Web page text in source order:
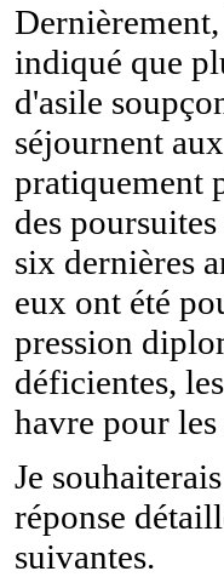
Dernièrement,
indiqué que
d'asile
séjournent
pratiquement
des
six dernières
eux ont été
pression
déficientes,
havre pour
Je
réponse
suivantes.